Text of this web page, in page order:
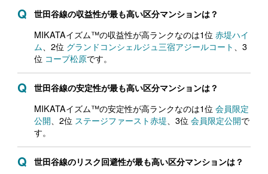
世田谷線の収益性が最も高い区分マンションは？
MIKATAイズム™の収益性が高ランクなのは1位赤堤ハイ
ム 、2位 グランドコンシェルジュ三宿アジールコート
、3
位 コープ松原です。
世田谷線の安定性が最も高い区分マンションは？
MIKATAイズム™の安定性が高ランクなのは1位会員限定
公開 、2位 ステージファースト赤堤 、3位会員限定公開で
す。
世田谷線のリスク回避性が最も高い区分マンションは？